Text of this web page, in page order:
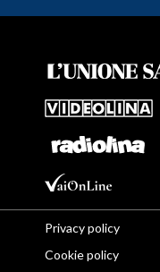
Privacy policy
Cookie policy